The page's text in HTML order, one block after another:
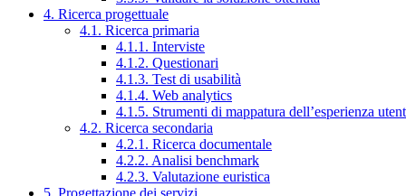
4. Ricerca progettuale
4.1. Ricerca primaria
4.1.1. Interviste
4.1.2. Questionari
4.1.3. Test di usabilità
4.1.4. Web analytics
4.1.5. Strumenti di mappatura dell’esperienza
4.2. Ricerca secondaria
4.2.1. Ricerca documentale
4.2.2. Analisi benchmark
4.2.3. Valutazione euristica
5. Progettazione dei servizi